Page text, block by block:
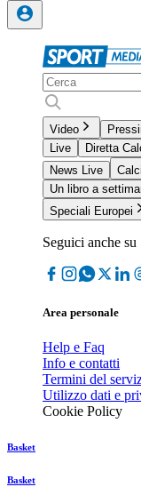
Video
Live
Diretta
News Live
Un libro a
Speciali Europei
Seguici anche su
Area personale
Help e Faq
Info e contatti
Termini del
Utilizzo dati e
Cookie Policy
Basket
Basket